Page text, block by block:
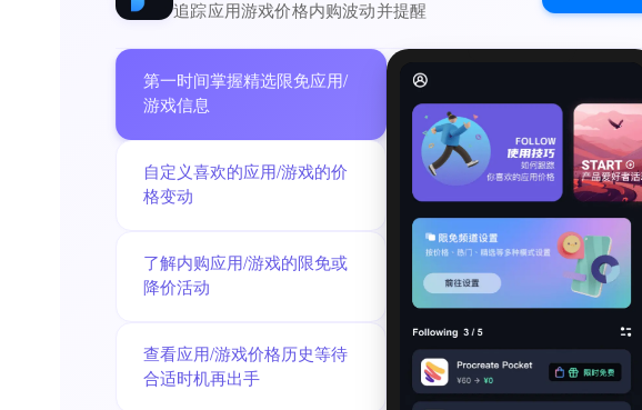
追踪应用游戏价格内购波动并提醒
第一时间掌握精选限免应用/
游戏信息
自定义喜欢的应用/游戏的价
格变动
了解内购应用/游戏的限免或
降价活动
查看应用/游戏价格历史等待
合适时机再出手